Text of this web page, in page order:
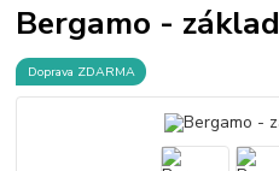
Bergamo -
Doprava ZDARMA